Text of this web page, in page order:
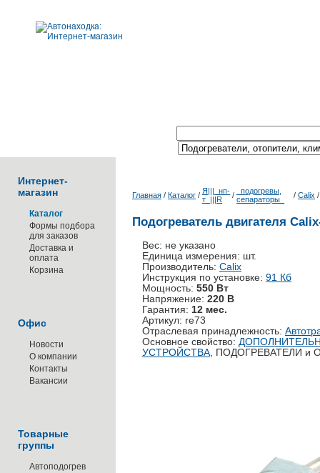
Интернет-
магазин
Каталог
Формы подбора
для заказов
Доставка и
оплата
Корзина
Офис
Новости
О компании
Контакты
Вакансии
Товарные
группы
Автоподогрев
Главная / Каталог / Я|||_нп-
т_|||R
/ _подогревы,
сепараторы_
/ Calix
Подогреватель двигателя
Вес: не указано
Единица измерения: шт.
Производитель: Calix
Инструкция по установке: 91 Кб
Мощность: 550 Вт
Напряжение: 220 В
Гарантия: 12 мес.
Артикул: re73
Отраслевая принадлежность:
Основное свойство:
УСТРОЙСТВА, ПОДОГРЕВАТЕЛИ и